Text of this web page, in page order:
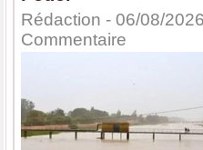
Rédaction - 06/08/
Commentaire